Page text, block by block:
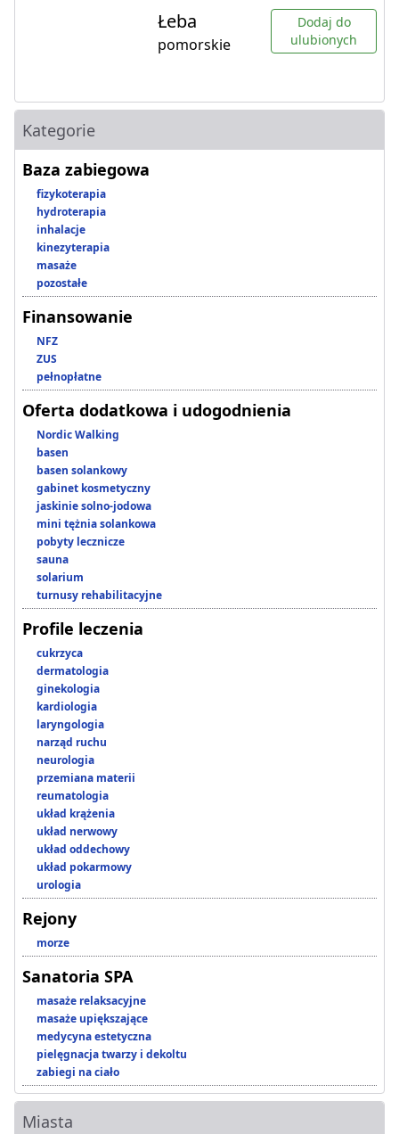
Łeba
pomorskie
Dodaj do
ulubionych
Kategorie
Baza zabiegowa
fizykoterapia
hydroterapia
inhalacje
kinezyterapia
masaże
pozostałe
Finansowanie
NFZ
ZUS
pełnopłatne
Oferta dodatkowa i udogodnienia
Nordic Walking
basen
basen solankowy
gabinet kosmetyczny
jaskinie solno-jodowa
mini tężnia solankowa
pobyty lecznicze
sauna
solarium
turnusy rehabilitacyjne
Profile leczenia
cukrzyca
dermatologia
ginekologia
kardiologia
laryngologia
narząd ruchu
neurologia
przemiana materii
reumatologia
układ krążenia
układ nerwowy
układ oddechowy
układ pokarmowy
urologia
Rejony
morze
Sanatoria SPA
masaże relaksacyjne
masaże upiększające
medycyna estetyczna
pielęgnacja twarzy i dekoltu
zabiegi na ciało
Miasta